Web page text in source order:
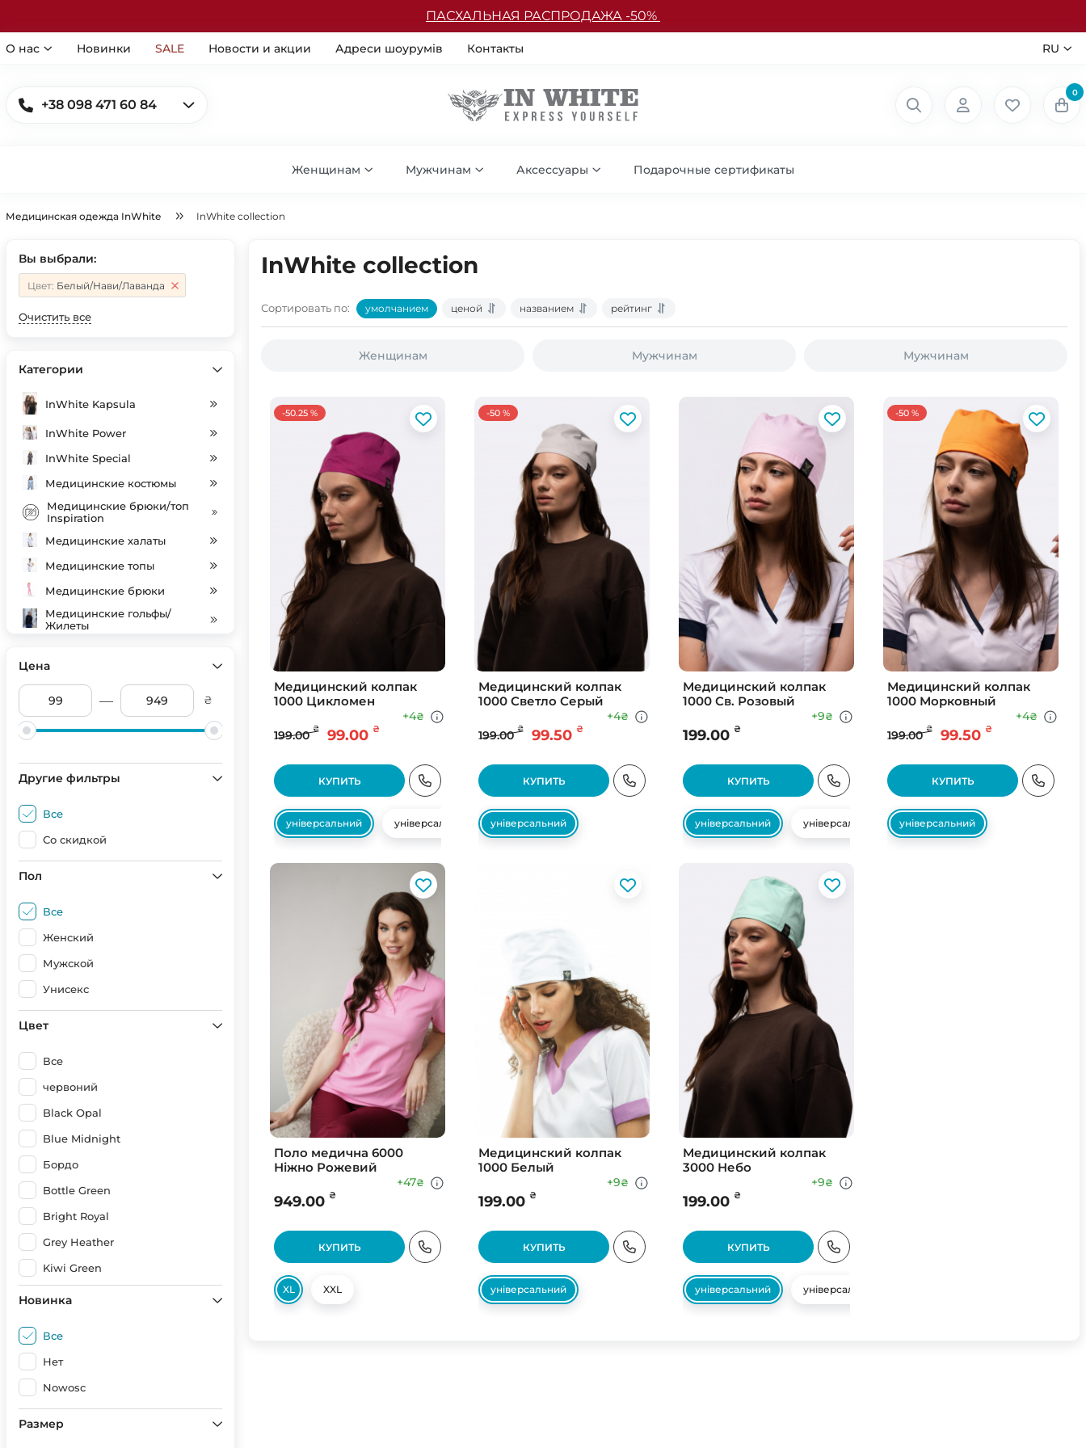
ПАСХАЛЬНАЯ РАСПРОДАЖА -50%
О нас Новинки SALE Новости и акции Адреси шоурумів Контакты RU
+38 098 471 60 84
0
Женщинам Мужчинам Аксессуары Подарочные сертификаты
Медицинская одежда InWhite InWhite collection
Вы выбрали:
Цвет: Белый/Нави/Лаванда
Очистить все
Категории
InWhite Kapsula
InWhite Power
InWhite Special
Медицинские костюмы
Медицинские брюки/топ
Inspiration
Медицинские халаты
Медицинские топы
Медицинские брюки
Медицинские гольфы/
Жилеты
Медицинские колпаки
SALE
Цена
— ₴
Другие фильтры
Все
Со скидкой
Пол
Все
Женский
Мужской
Унисекс
Цвет
Все
червоний
Black Opal
Blue Midnight
Бордо
Bottle Green
Bright Royal
Grey Heather
Kiwi Green
Red
Новинка
Все
Нет
Nowosc
Размер
InWhite collection
Сортировать по: умолчанием ценой названием рейтинг
Женщинам Мужчинам Мужчинам
-50.25 %
Медицинский колпак
1000 Цикломен
199.00 ₴ 99.00 ₴
+4₴
КУПИТЬ
універсальний універсальний
-50 %
Медицинский колпак
1000 Светло Серый
199.00 ₴ 99.50 ₴
+4₴
КУПИТЬ
універсальний
Медицинский колпак
1000 Св. Розовый
199.00 ₴
+9₴
КУПИТЬ
універсальний універсальний
-50 %
Медицинский колпак
1000 Морковный
199.00 ₴ 99.50 ₴
+4₴
КУПИТЬ
універсальний
Поло медична 6000
Ніжно Рожевий
949.00 ₴
+47₴
КУПИТЬ
XL XXL
Медицинский колпак
1000 Белый
199.00 ₴
+9₴
КУПИТЬ
універсальний
Медицинский колпак
3000 Небо
199.00 ₴
+9₴
КУПИТЬ
універсальний універсальний